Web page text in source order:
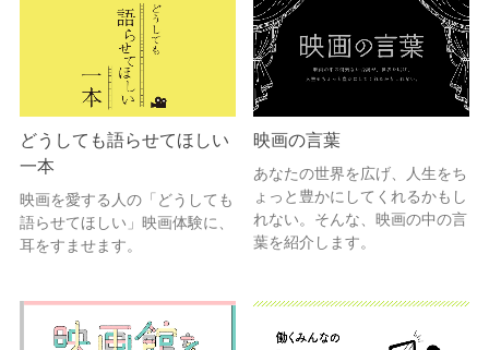
どうしても語らせてほしい
一本
映画を愛する人の「どうしても
語らせてほしい」映画体験に、
耳をすませます。
映画の言葉
あなたの世界を広げ、人生をち
ょっと豊かにしてくれるかもし
れない。そんな、映画の中の言
葉を紹介します。